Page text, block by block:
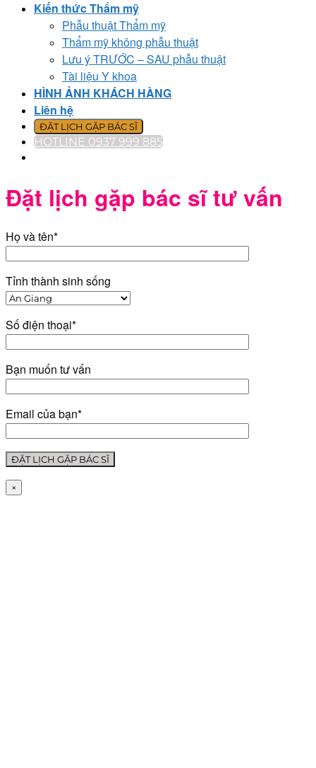
Kiến thức Thẩm mỹ
Phẫu thuật Thẩm mỹ
Thẩm mỹ không phẫu thuật
Lưu ý TRƯỚC – SAU phẫu thuật
Tài liệu Y khoa
HÌNH ẢNH KHÁCH HÀNG
Liên hệ
ĐẶT LỊCH GẶP BÁC SĨ
HOTLINE 0937 999 885
Đặt lịch gặp bác sĩ tư vấn
Họ và tên*
Tỉnh thành sinh sống
Số điện thoại*
Bạn muốn tư vấn
Email của bạn*
×